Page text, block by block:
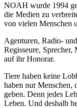
NOAH wurde 1994
die Medien zu
von vielen Menschen
Agenturen, Radio-
Regisseure,
auf ihr Honorar.
Tiere haben keine
haben nur Menschen,
geben. Denn jedes
Leben. Und deshalb